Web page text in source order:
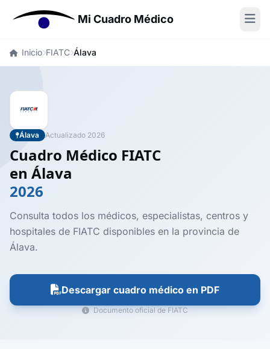
Mi Cuadro Médico
Inicio FIATC Álava
Álava Actualizado 2026
Cuadro Médico FIATC
en Álava
2026
Consulta todos los médicos, especialistas, centros y
hospitales de FIATC disponibles en la provincia de
Álava.
Descargar cuadro médico en PDF
Documento oficial de FIATC